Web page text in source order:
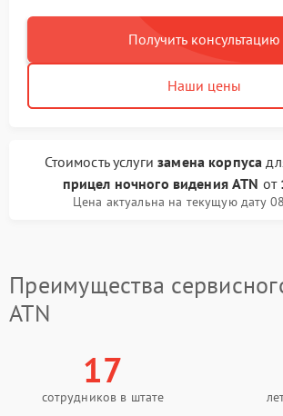
Получить консультацию
Наши цены
Стоимость услугизамена корпуса
прицел ночного видения ATN от
Цена актуальна на текущую дату
Преимущества
ATN
17
сотрудников в штате